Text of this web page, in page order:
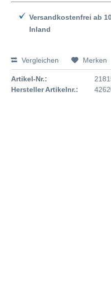
Versandkostenfrei ab
Inland
Vergleichen Merken
Artikel-Nr.:
Hersteller Artikelnr.: